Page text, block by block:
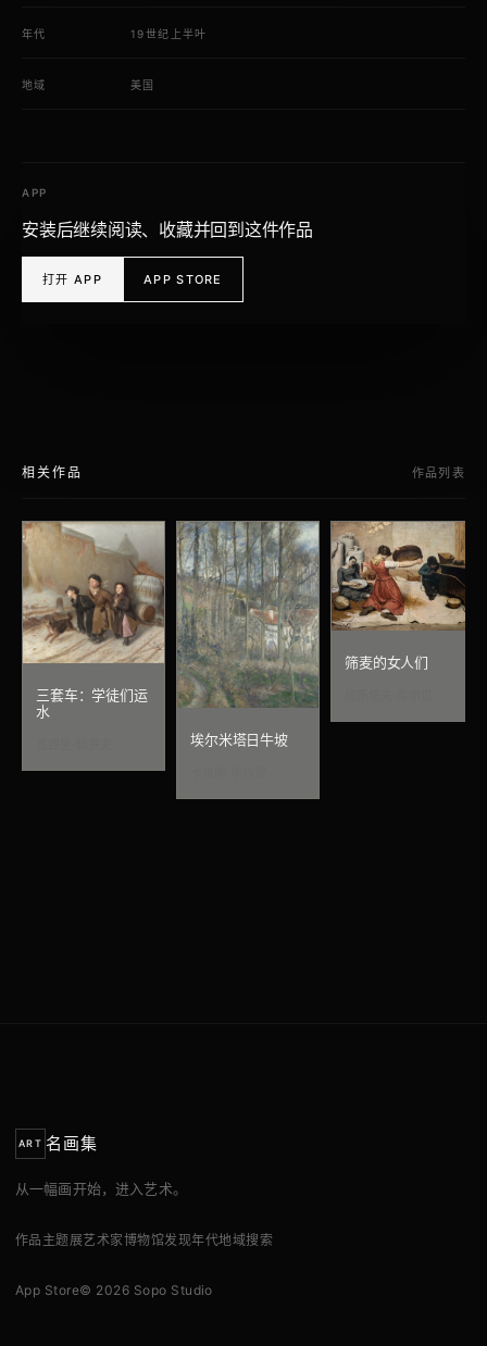
年代 19世纪上半叶
地域 美国
APP
安装后继续阅读、收藏并回到这件作品
打开 APP APP STORE
相关作品 作品列表
三套车：学徒们运
水
埃尔米塔日牛坡
筛麦的女人们
ART 名画集
从一幅画开始，进入艺术。
作品 主题展艺术家博物馆发现年代地域搜索
App Store© 2026 Sopo Studio